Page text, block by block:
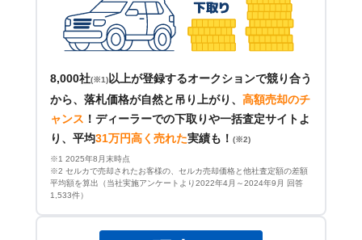
8,000社(※1) 以上が登録するオークションで競り合う
から、落札価格が自然と吊り上がり、 高額売却のチ
ャンス ！ ディーラーでの下取りや一括査定サイトよ
り、平均31万円高く売れた実績も！ (※2)
※1 2025年8月末時点
※2 セルカで売却されたお客様の、セルカ売却価格と他社査定額の差額
平均額を算出（当社実施アンケートより2022年4月～2024年9月 回答
1,533件）